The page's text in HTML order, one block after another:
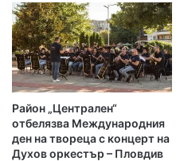
Район „Централен“
отбелязва Международния
ден на твореца с концерт на
Духов оркестър – Пловдив